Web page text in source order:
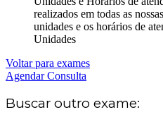
realizados em todas as
unidades e os horários de
Unidades
Voltar para exames
Agendar Consulta
Buscar outro exame: